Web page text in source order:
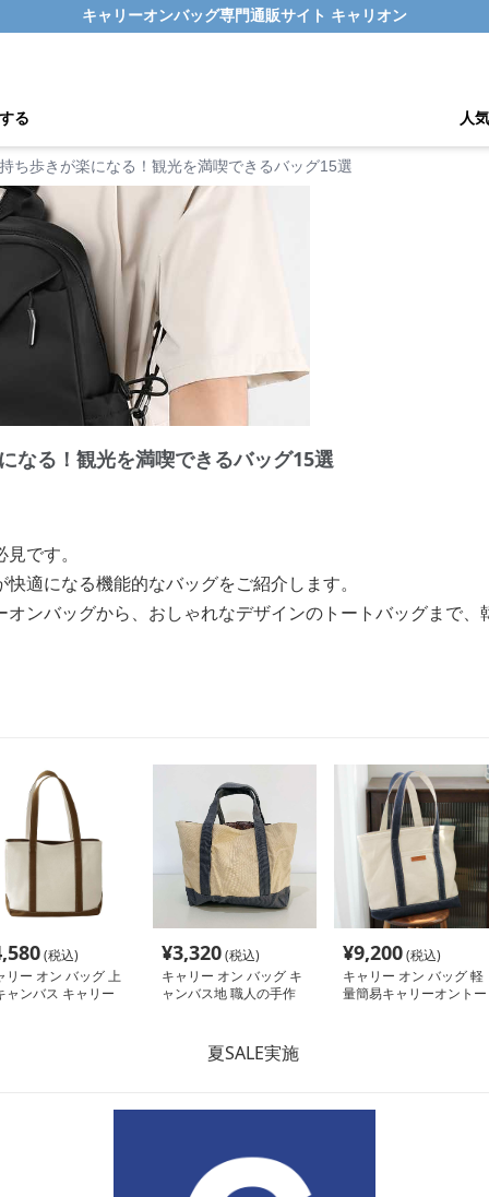
キャリーオンバッグ専門通販サイト キャリオン
る 人
ち歩きが楽になる！観光を満喫できるバッグ15選
なる！観光を満喫できるバッグ15選
です。
適になる機能的なバッグをご紹介します。
ンバッグから、おしゃれなデザインのトートバッグまで
(税込)
リー オン バッグ 上
ャンバス キャリー
¥3,320(税込)
キャリー オン バッグ キ
ャンバス地 職人の手作
¥9,200(税込)
キャリー オン バッグ 軽
量簡易キャリーオントー